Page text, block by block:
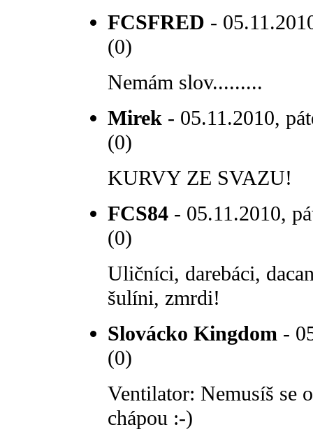
FCSFRED -
(0)
Nemám slov.........
Mirek - 05.11.2010,
(0)
KURVY ZE SVAZU!
FCS84 - 05.11.2010,
(0)
Uličníci, darebáci,
šulíni, zmrdi!
Slovácko Kingdom -
(0)
Ventilator: Nemusíš se
chápou :-)